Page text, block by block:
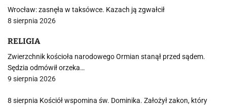
Wrocław: zasnęła w taksówce. Kazach ją zgwałcił
8 sierpnia 2026
RELIGIA
Zwierzchnik kościoła narodowego Ormian stanął przed sądem.
Sędzia odmówił orzeka…
9 sierpnia 2026
8 sierpnia Kościół wspomina św. Dominika. Założył zakon, który